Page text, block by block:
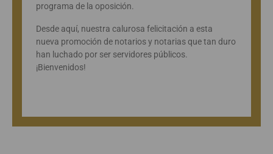
programa de la oposición.
Desde aquí, nuestra calurosa felicitación a esta
nueva promoción de notarios y notarias que tan duro
han luchado por ser servidores públicos.
¡Bienvenidos!